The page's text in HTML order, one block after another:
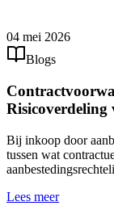
04 mei 2026
Blogs
Bij inkoop door
tussen wat
Lees meer